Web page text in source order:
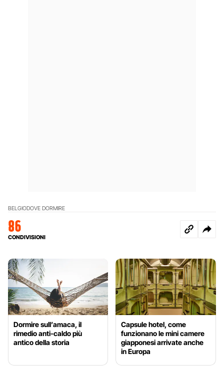
BELGIODOVE DORMIRE
86
CONDIVISIONI
Dormire sull’amaca, il
rimedio anti-caldo più
antico della storia
Capsule hotel, come
funzionano le mini camere
giapponesi arrivate anche
in Europa